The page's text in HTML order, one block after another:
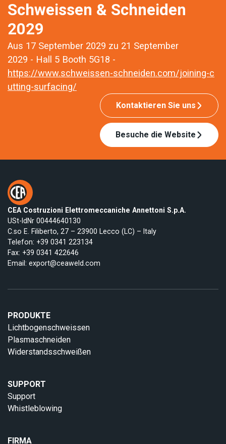
Schweissen & Schneiden
2029
Aus 17 September 2029 zu 21 September
2029 - Hall 5 Booth 5G18 -
https://www.schweissen-schneiden.com/joining-c
utting-surfacing/
Kontaktieren Sie uns
Besuche die Website
CEA Costruzioni Elettromeccaniche Annettoni S.p.A.
USt-IdNr 00444640130
C.so E. Filiberto, 27 – 23900 Lecco (LC) – Italy
Telefon: +39 0341 223134
Fax: +39 0341 422646
Email: export@ceaweld.com
PRODUKTE
Lichtbogenschweissen
Plasmaschneiden
Widerstandsschweißen
SUPPORT
Support
Whistleblowing
FIRMA